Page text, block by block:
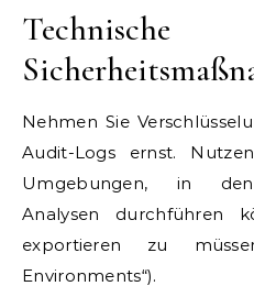
Technische
Nehmen Sie
Audit-Logs ernst.
Umgebungen, in
Analysen durchführen
exportieren zu
Environments“).